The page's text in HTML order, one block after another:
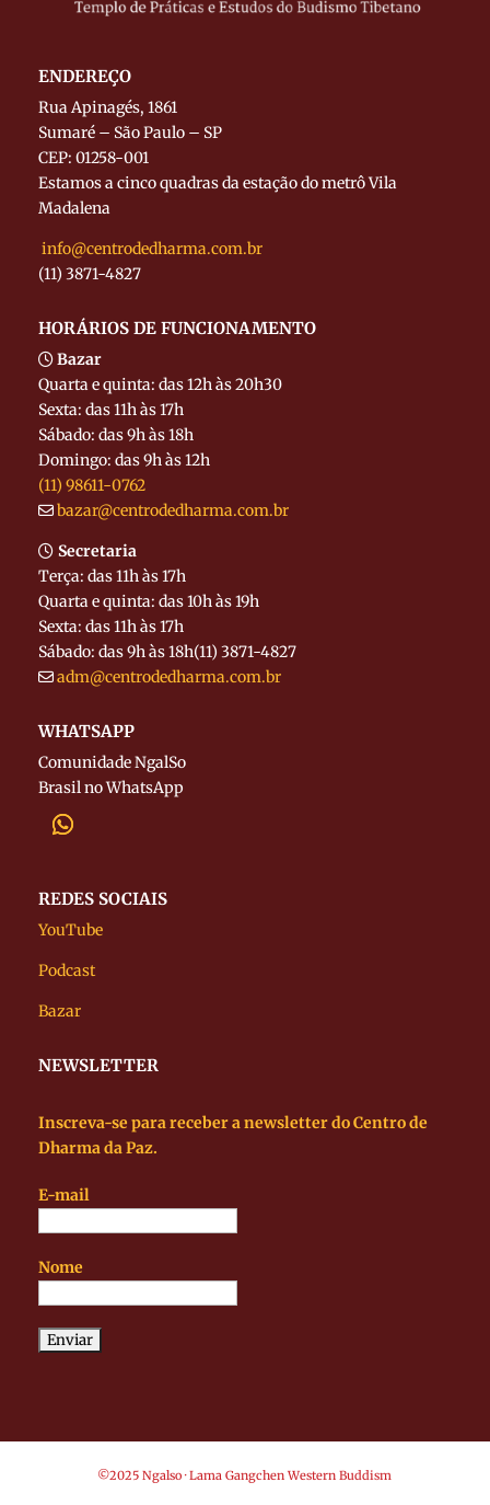
ENDEREÇO
Rua Apinagés, 1861
Sumaré – São Paulo – SP
CEP: 01258-001
Estamos a cinco quadras da estação do metrô Vila
Madalena
info@centrodedharma.com.br
(11) 3871-4827
HORÁRIOS DE FUNCIONAMENTO
Bazar
Quarta e quinta: das 12h às 20h30
Sexta: das 11h às 17h
Sábado: das 9h às 18h
Domingo: das 9h às 12h
(11) 98611-0762
bazar@centrodedharma.com.br
Secretaria
Terça: das 11h às 17h
Quarta e quinta: das 10h às 19h
Sexta: das 11h às 17h
Sábado: das 9h às 18h(11) 3871-4827
adm@centrodedharma.com.br
WHATSAPP
Comunidade NgalSo
Brasil no WhatsApp
REDES SOCIAIS
YouTube
Podcast
Bazar
NEWSLETTER
Inscreva-se para receber a newsletter do Centro de
Dharma da Paz.
E-mail
Nome
©2025 Ngalso · Lama Gangchen Western Buddism